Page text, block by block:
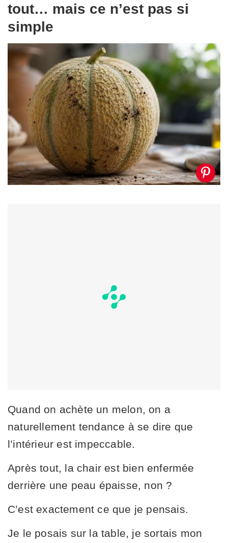
tout… mais ce n’est pas si
simple
Quand on achète un melon, on a
naturellement tendance à se dire que
l’intérieur est impeccable.
Après tout, la chair est bien enfermée
derrière une peau épaisse, non ?
C’est exactement ce que je pensais.
Je le posais sur la table, je sortais mon